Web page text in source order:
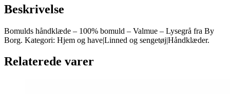
Beskrivelse
Bomulds håndklæde – 100% bomuld – Valmue – Lysegrå fra By
Borg. Kategori: Hjem og have|Linned og sengetøj|Håndklæder.
Relaterede varer